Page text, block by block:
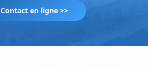
Contact en ligne >>